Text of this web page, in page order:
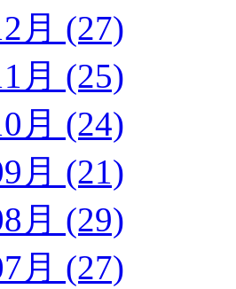
月 (27)
月 (25)
月 (24)
月 (21)
月 (29)
月 (27)